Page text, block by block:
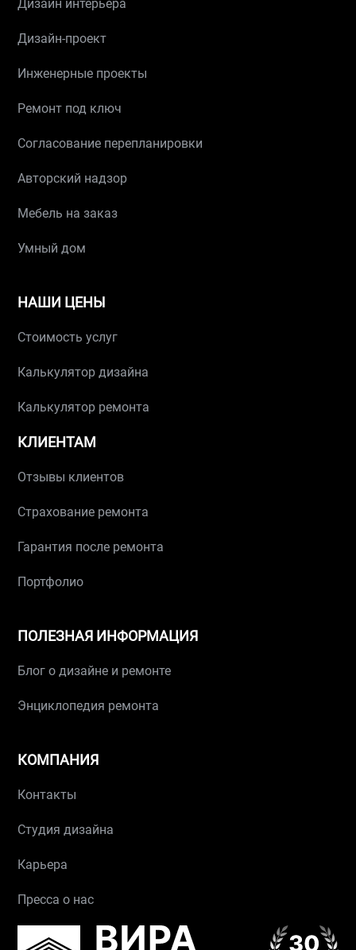
Дизайн интерьера
Дизайн-проект
Инженерные проекты
Ремонт под ключ
Согласование перепланировки
Авторский надзор
Мебель на заказ
Умный дом
НАШИ ЦЕНЫ
Стоимость услуг
Калькулятор дизайна
Калькулятор ремонта
КЛИЕНТАМ
Отзывы клиентов
Страхование ремонта
Гарантия после ремонта
Портфолио
ПОЛЕЗНАЯ ИНФОРМАЦИЯ
Блог о дизайне и ремонте
Энциклопедия ремонта
КОМПАНИЯ
Контакты
Студия дизайна
Карьера
Пресса о нас